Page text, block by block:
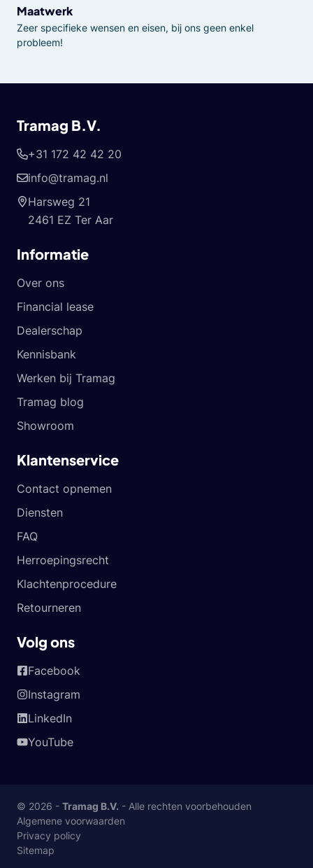
Maatwerk
Zeer specifieke wensen en eisen, bij ons geen enkel
probleem!
Tramag B.V.
+31 172 42 42 20
info@tramag.nl
Harsweg 21
2461 EZ Ter Aar
Informatie
Over ons
Financial lease
Dealerschap
Kennisbank
Werken bij Tramag
Tramag blog
Showroom
Klantenservice
Contact opnemen
Diensten
FAQ
Herroepingsrecht
Klachtenprocedure
Retourneren
Volg ons
Facebook
Instagram
LinkedIn
YouTube
© 2026 - Tramag B.V. - Alle rechten voorbehouden
Algemene voorwaarden
Privacy policy
Sitemap